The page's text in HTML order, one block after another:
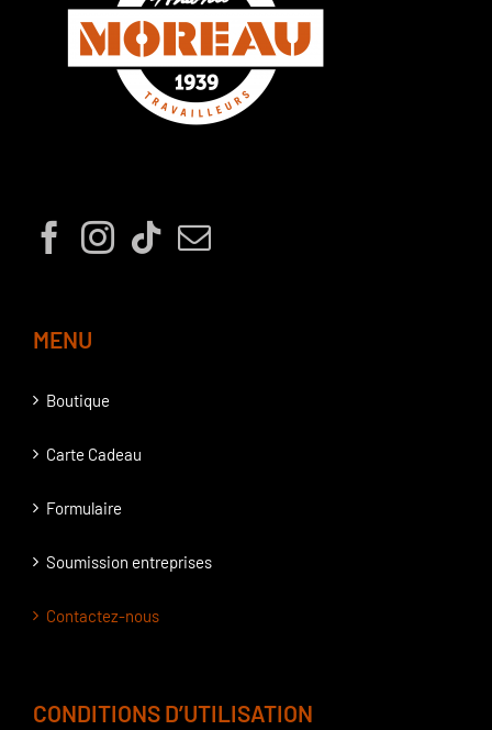
MENU
Boutique
Carte Cadeau
Formulaire
Soumission entreprises
Contactez-nous
CONDITIONS D’UTILISATION